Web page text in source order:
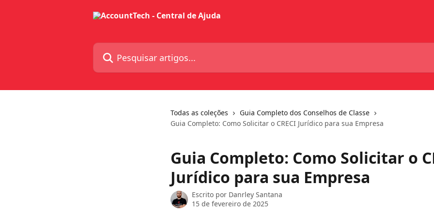
Pesquisar artigos...
Todas as coleções
Guia Completo dos Conselhos de Classe
Guia Completo: Como Solicitar o CRECI Jurídico para sua Empresa
Guia Completo: Como Solicitar o
Jurídico para sua Empresa
Escrito por Danrley Santana
15 de fevereiro de 2025